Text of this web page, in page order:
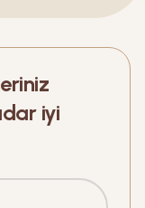
iyi